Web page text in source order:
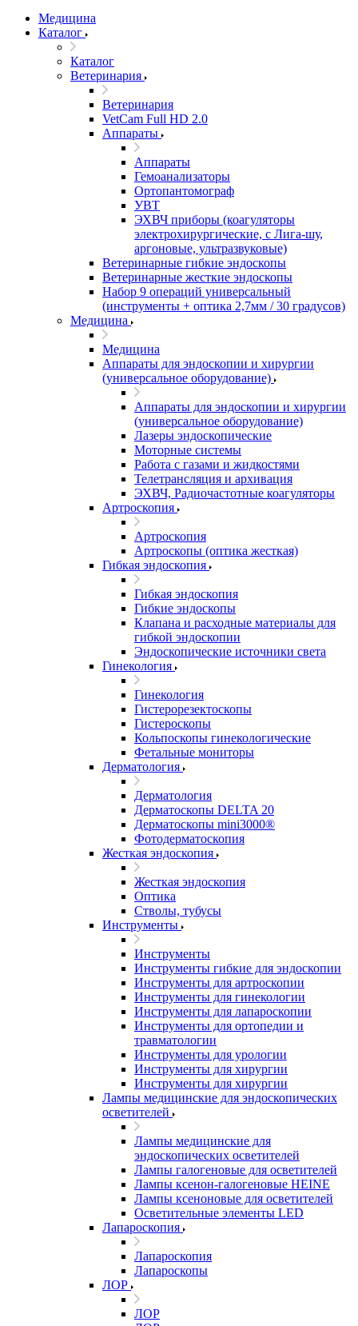
Медицина
Каталог
Каталог
Ветеринария
Ветеринария
VetCam Full HD 2.0
Аппараты
Аппараты
Гемоанализаторы
Ортопантомограф
УВТ
ЭХВЧ приборы (коагуляторы
электрохирургические, с Лига-шу,
аргоновые, ультразвуковые)
Ветеринарные гибкие эндоскопы
Ветеринарные жесткие эндоскопы
Набор 9 операций универсальный
(инструменты + оптика 2,7мм / 30 градусов)
Медицина
Медицина
Аппараты для эндоскопии и хирургии
(универсальное оборудование)
Аппараты для эндоскопии и хирургии
(универсальное оборудование)
Лазеры эндоскопические
Моторные системы
Работа с газами и жидкостями
Телетрансляция и архивация
ЭХВЧ, Радиочастотные коагуляторы
Артроскопия
Артроскопия
Артроскопы (оптика жесткая)
Гибкая эндоскопия
Гибкая эндоскопия
Гибкие эндоскопы
Клапана и расходные материалы для
гибкой эндоскопии
Эндоскопические источники света
Гинекология
Гинекология
Гистерорезектоскопы
Гистероскопы
Кольпоскопы гинекологические
Фетальные мониторы
Дерматология
Дерматология
Дерматоскопы DELTA 20
Дерматоскопы mini3000®
Фотодерматоскопия
Жесткая эндоскопия
Жесткая эндоскопия
Оптика
Стволы, тубусы
Инструменты
Инструменты
Инструменты гибкие для эндоскопии
Инструменты для артроскопии
Инструменты для гинекологии
Инструменты для лапароскопии
Инструменты для ортопедии и
травматологии
Инструменты для урологии
Инструменты для хирургии
Инструменты для хирургии
Лампы медицинские для эндоскопических
осветителей
Лампы медицинские для
эндоскопических осветителей
Лампы галогеновые для осветителей
Лампы ксенон-галогеновые HEINE
Лампы ксеноновые для осветителей
Осветительные элементы LED
Лапароскопия
Лапароскопия
Лапароскопы
ЛОР
ЛОР